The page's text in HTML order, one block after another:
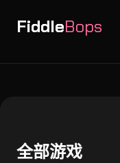
FiddleBops
全部游戏